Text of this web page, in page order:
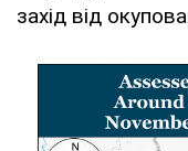
захід від